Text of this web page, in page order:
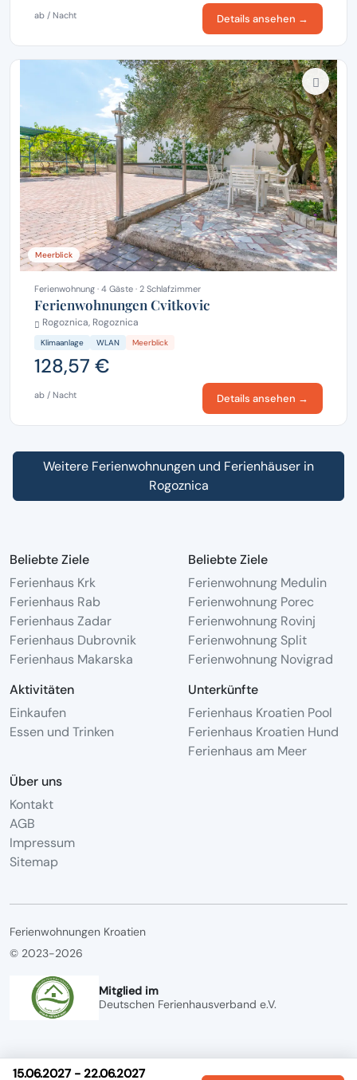
ab / Nacht Details ansehen →
Meerblick
Ferienwohnung · 4 Gäste · 2 Schlafzimmer
Ferienwohnungen Cvitkovic
Rogoznica, Rogoznica
Klimaanlage WLAN Meerblick
128,57 €
ab / Nacht Details ansehen →
Weitere Ferienwohnungen und Ferienhäuser in
Rogoznica
15.06.2027 - 22.06.2027
Beliebte Ziele
Ferienhaus Krk
Ferienhaus Rab
Ferienhaus Zadar
Ferienhaus Dubrovnik
Ferienhaus Makarska
Beliebte Ziele
Ferienwohnung Medulin
Ferienwohnung Porec
Ferienwohnung Rovinj
Ferienwohnung Split
Ferienwohnung Novigrad
Aktivitäten
Einkaufen
Essen und Trinken
Unterkünfte
Ferienhaus Kroatien Pool
Ferienhaus Kroatien Hund
Ferienhaus am Meer
Über uns
Kontakt
AGB
Impressum
Sitemap
Ferienwohnungen Kroatien
© 2023-2026
Mitglied im
Deutschen Ferienhausverband e.V.